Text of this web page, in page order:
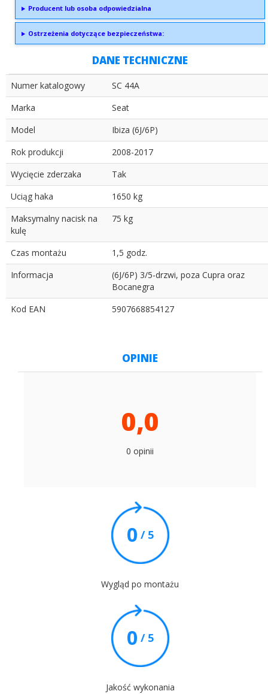
Producent lub osoba odpowiedzialna
Ostrzeżenia dotyczące bezpieczeństwa:
DANE TECHNICZNE
Numer katalogowy
SC 44A
Marka
Seat
Model
Ibiza (6J/6P)
Rok produkcji
2008-2017
Wycięcie zderzaka
Tak
Uciąg haka
1650 kg
Maksymalny nacisk na
kulę
75 kg
Czas montażu
1,5 godz.
Informacja
(6J/6P) 3/5-drzwi, poza Cupra oraz
Bocanegra
Kod EAN
5907668854127
OPINIE
0,0
0 opinii
0 / 5
Wygląd po montażu
0 / 5
Jakość wykonania